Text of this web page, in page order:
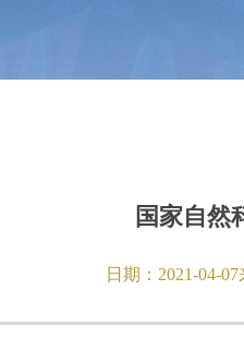
国家自然
日期： 2021-04-07